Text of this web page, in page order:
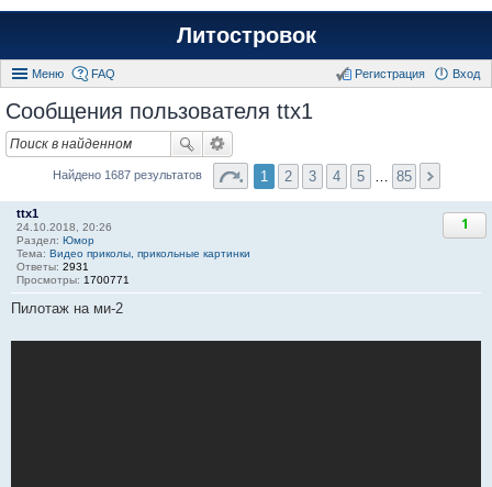
Литостровок
Меню FAQ Вход
Регистрация
Сообщения пользователя ttx1
Найдено 1687 результатов 1 2 3 4 5 85
ttx1
24.10.2018, 20:26
Раздел: Юмор
Тема: Видео приколы, прикольные картинки
Ответы: 2931
Просмотры: 1700771
1
Пилотаж на ми-2